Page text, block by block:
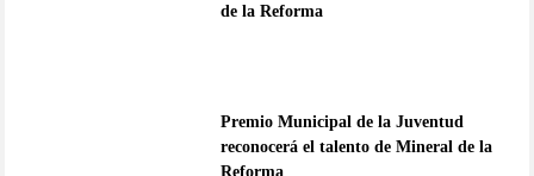
de la Reforma
Premio Municipal de la Juventud
reconocerá el talento de Mineral de la
Reforma